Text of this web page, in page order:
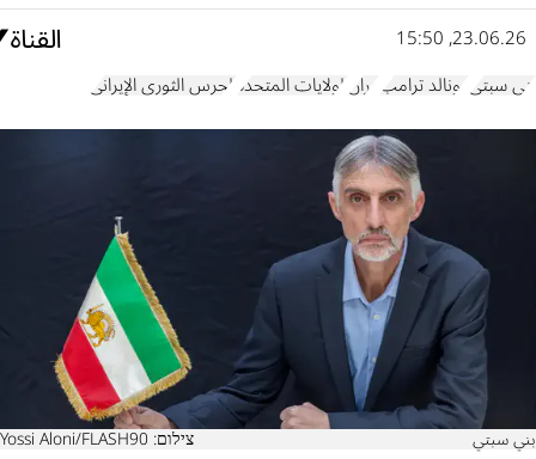
23.06.26, 15:50
بني سبتي دونالد ترامب إيرانالولايات المتحدة الحرس الثوري الإيراني
بني سبتي צילום: Yossi Aloni/FLASH90